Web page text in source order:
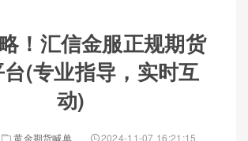
！汇信金服正规期货
(专业指导，实时互
动)
黄金期货喊单 2024-11-07 16:21:15